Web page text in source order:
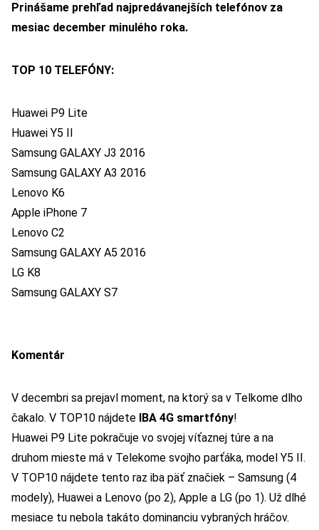
Prinášame prehľad najpredávanejších telefónov za
mesiac december minulého roka.
TOP 10 TELEFÓNY:
Huawei P9 Lite
Huawei Y5 II
Samsung GALAXY J3 2016
Samsung GALAXY A3 2016
Lenovo K6
Apple iPhone 7
Lenovo C2
Samsung GALAXY A5 2016
LG K8
Samsung GALAXY S7
Komentár
V decembri sa prejavl moment, na ktorý sa v Telkome dlho
čakalo. V TOP10 nájdete IBA 4G smartfóny!
Huawei P9 Lite pokračuje vo svojej víťaznej túre a na
druhom mieste má v Telekome svojho parťáka, model Y5 II.
V TOP10 nájdete tento raz iba päť značiek – Samsung (4
modely), Huawei a Lenovo (po 2), Apple a LG (po 1). Už dlhé
mesiace tu nebola takáto dominanciu vybraných hráčov.